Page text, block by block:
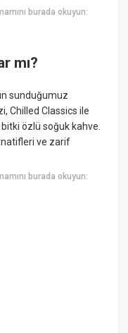
burada okuyun:
mı?
sunduğumuz
Chilled Classics ile
özlü soğuk kahve.
ve zarif
burada okuyun: